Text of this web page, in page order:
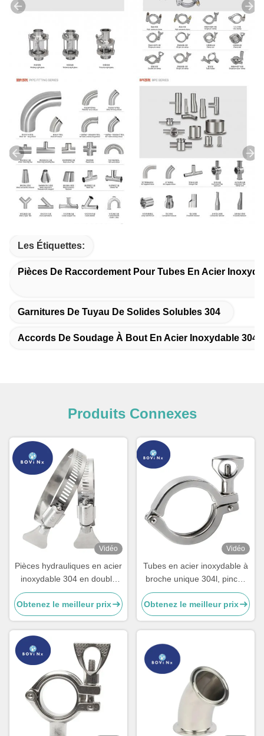
Les Étiquettes:
Pièces De Raccordement Pour Tubes En Acier
Garnitures De Tuyau De Solides Solubles 304
Accords De Soudage À Bout En Acier Inoxydable 304
Produits Connexes
Vidéo
Pièces hydrauliques en acier
inoxydable 304 en double
métal en plastique
Obtenez le meilleur prix
Vidéo
Tubes en acier inoxydable à
broche unique 304l, pinces
sanitaires en acier
inoxydable
Obtenez le meilleur prix